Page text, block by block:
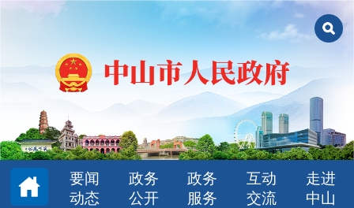
要闻
动态
政务
公开
政务
服务
互动
交流
走进
中山